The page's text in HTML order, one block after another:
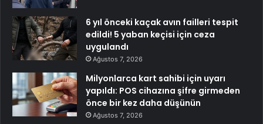
6 yıl önceki kaçak avın failleri tespit
edildi! 5 yaban keçisi için ceza
uygulandı
Ağustos 7, 2026
Milyonlarca kart sahibi için uyarı
yapıldı: POS cihazına şifre girmeden
önce bir kez daha düşünün
Ağustos 7, 2026